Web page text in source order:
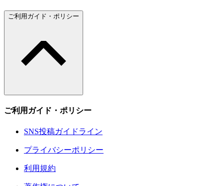
ご利用ガイド・ポリシー
ご利用ガイド・ポリシー
SNS投稿ガイドライン
プライバシーポリシー
利用規約